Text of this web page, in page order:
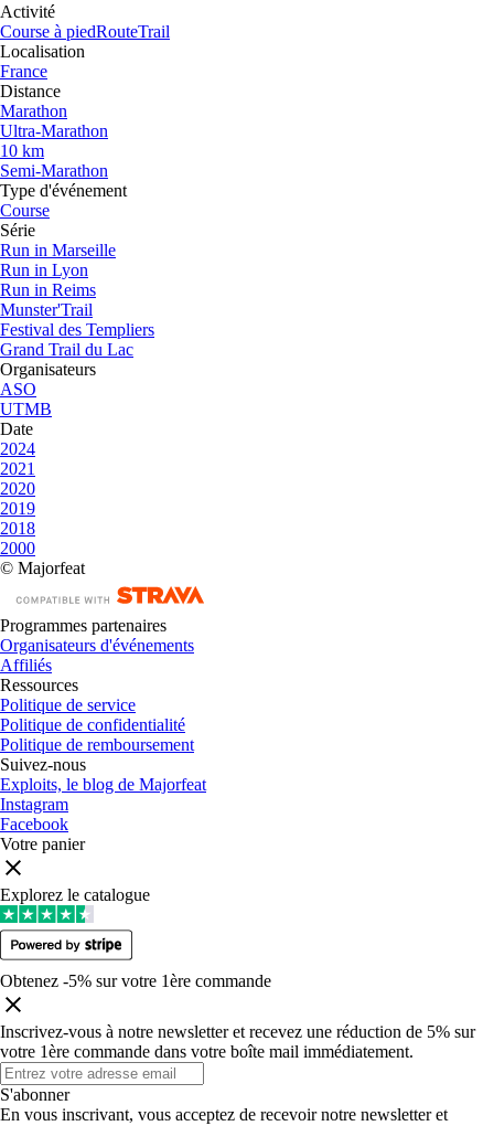
Activité
Course à piedRouteTrail
Localisation
France
Distance
Marathon
Ultra-Marathon
10 km
Semi-Marathon
Type d'événement
Course
Série
Run in Marseille
Run in Lyon
Run in Reims
Munster'Trail
Festival des Templiers
Grand Trail du Lac
Organisateurs
ASO
UTMB
Date
2024
2021
2020
2019
2018
2000
© Majorfeat
Programmes partenaires
Organisateurs d'événements
Affiliés
Ressources
Politique de service
Politique de confidentialité
Politique de remboursement
Suivez-nous
Exploits, le blog de Majorfeat
Instagram
Facebook
Votre panier
Explorez le catalogue
Obtenez -5% sur votre 1ère commande
Inscrivez-vous à notre newsletter et recevez une réduction de 5% sur
votre 1ère commande dans votre boîte mail immédiatement.
S'abonner
En vous inscrivant, vous acceptez de recevoir notre newsletter et